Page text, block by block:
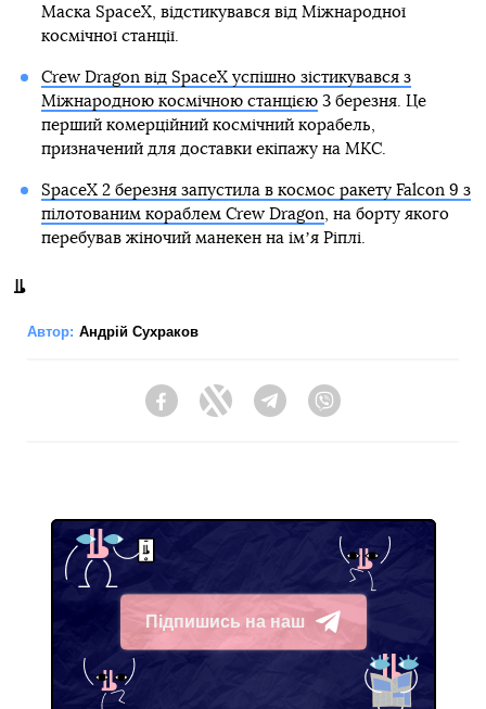
Маска SpaceX, відстикувався від Міжнародної
космічної станції.
Crew Dragon від SpaceX успішно зістикувався з
Міжнародною космічною станцією3 березня. Це
перший комерційний космічний корабель,
призначений для доставки екіпажу на МКС.
SpaceX 2 березня запустила в космос ракету Falcon 9 з
пілотованим кораблем Crew Dragon, на борту якого
перебував жіночий манекен на імʼя Ріплі.
Автор: Андрій Сухраков
FacebookTwitter Telegram
Підпишись на наш
Telegram